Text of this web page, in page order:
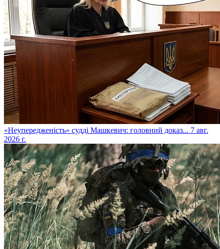
​«Неупередженість» судді Машкевич: головний доказ... 7 авг.
2026 г.